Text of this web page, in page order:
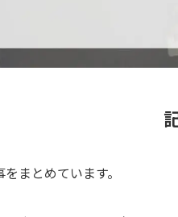
まとめています。